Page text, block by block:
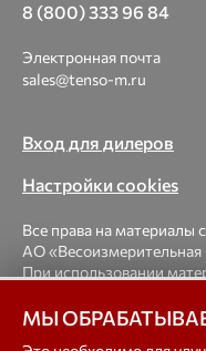
8 (800) 333 96 84
Электронная почта
sales@tenso-m.ru
Вход для дилеров
Настройки cookies
Все права на материалы
АО
При использовании
МЫ